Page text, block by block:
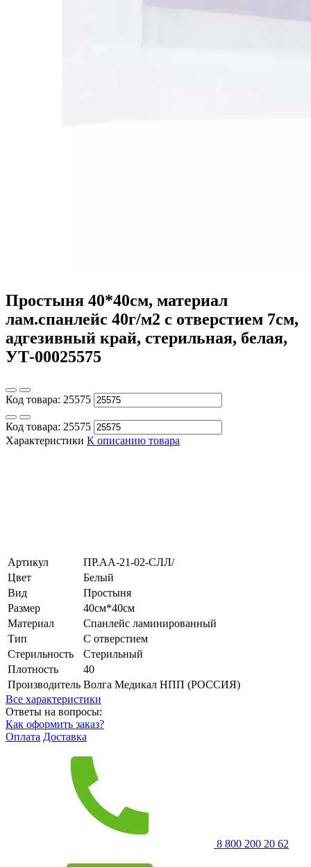
Простыня 40*40см, материал
лам.спанлейс 40г/м2 с отверстием 7см,
адгезивный край, стерильная, белая,
УТ-00025575
Код товара: 25575
Код товара: 25575
Характеристики К описанию товара
Артикул
ПР.АА-21-02-СЛЛ/
Цвет
Белый
Вид
Простыня
Размер
40см*40см
Материал
Спанлейс ламинированный
Тип
С отверстием
Стерильность
Стерильный
Плотность
40
Производитель Волга Медикал НПП (РОССИЯ)
Все характеристики
Ответы на вопросы:
Как оформить заказ?
Оплата Доставка
8 800 200 20 62